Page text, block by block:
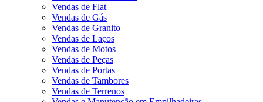
Vendas de Flat
Vendas de Gás
Vendas de Granito
Vendas de Laços
Vendas de Motos
Vendas de Peças
Vendas de Portas
Vendas de Tambores
Vendas de Terrenos